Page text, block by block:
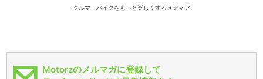
クルマ・バイクをもっと楽しくするメディア
Motorzのメルマガに登録して